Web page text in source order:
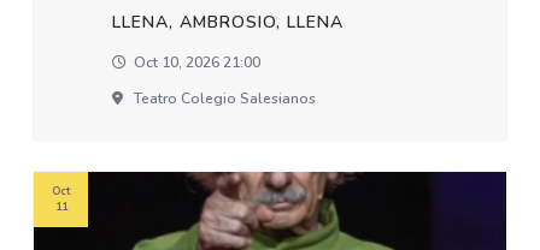
LLENA, AMBROSIO, LLENA
Oct 10, 2026 21:00
Teatro Colegio Salesianos
Oct
11